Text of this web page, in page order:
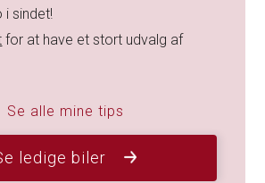
i sindet!
for at have et stort udvalg af
Se alle mine tips
ledige biler